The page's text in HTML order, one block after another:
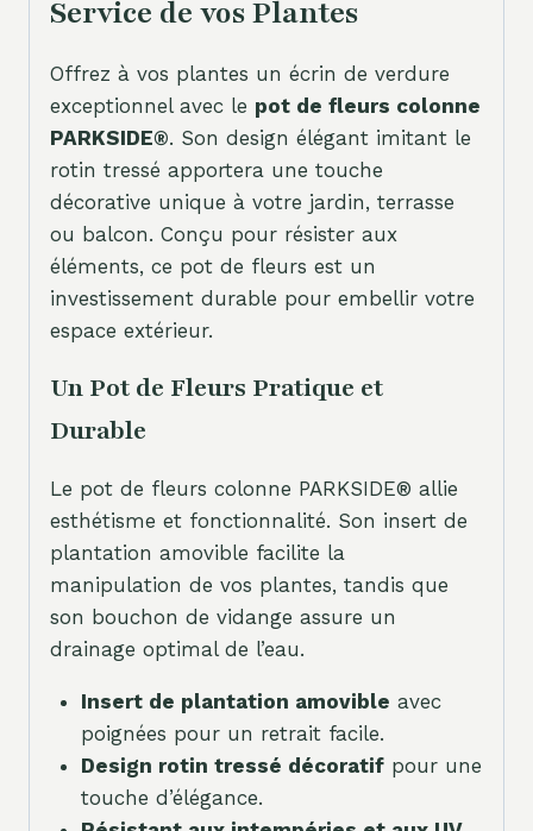
Service de vos Plantes
Offrez à vos plantes un écrin de verdure
exceptionnel avec le pot de fleurs colonne
PARKSIDE®. Son design élégant imitant le
rotin tressé apportera une touche
décorative unique à votre jardin, terrasse
ou balcon. Conçu pour résister aux
éléments, ce pot de fleurs est un
investissement durable pour embellir votre
espace extérieur.
Un Pot de Fleurs Pratique et
Durable
Le pot de fleurs colonne PARKSIDE® allie
esthétisme et fonctionnalité. Son insert de
plantation amovible facilite la
manipulation de vos plantes, tandis que
son bouchon de vidange assure un
drainage optimal de l’eau.
Insert de plantation amovible avec
poignées pour un retrait facile.
Design rotin tressé décoratifpour une
touche d’élégance.